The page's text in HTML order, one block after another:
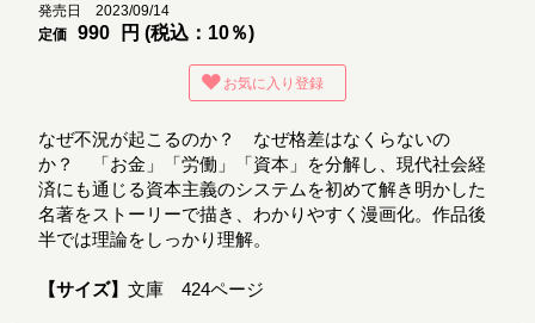
発売日 2023/09/14
定価
990 円 (税込：10％)
お気に入り登録
なぜ不況が起こるのか？ なぜ格差はなくらないの
か？ 「お金」「労働」「資本」を分解し、現代社会経
済にも通じる資本主義のシステムを初めて解き明かした
名著をストーリーで描き、わかりやすく漫画化。作品後
半では理論をしっかり理解。
【サイズ】文庫 424ページ